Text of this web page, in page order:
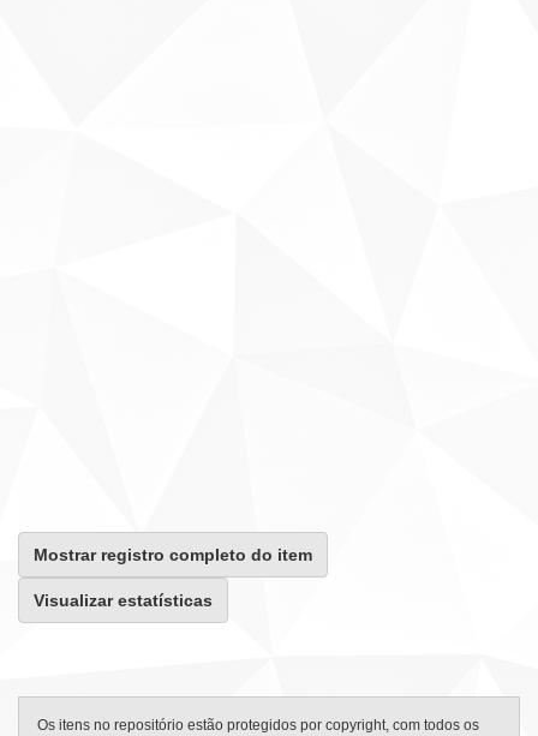
Mostrar registro completo do item
Visualizar estatísticas
Os itens no repositório estão protegidos por copyright, com todos os